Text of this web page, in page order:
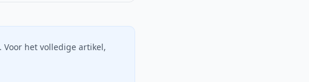
. Voor het volledige artikel,